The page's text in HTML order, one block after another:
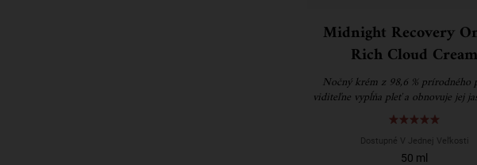
Midnight Recovery
Rich Cloud Cream
Nočný krém z 98,6 % prírodného
viditeľne vypĺňa pleť a obnovuje jej
zobudení.
Dostupné V Jednej Veľkosti
50 ml